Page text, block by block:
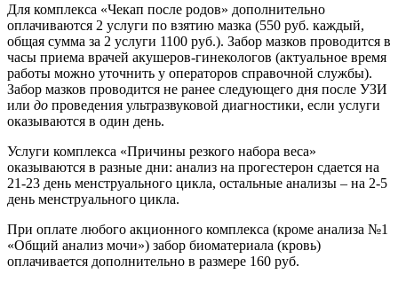
Для комплекса «Чекап после родов» дополнительно
оплачиваются 2 услуги по взятию мазка (550 руб. каждый,
общая сумма за 2 услуги 1100 руб.). Забор мазков проводится в
часы приема врачей акушеров-гинекологов (актуальное время
работы можно уточнить у операторов справочной службы).
Забор мазков проводится не ранее следующего дня после УЗИ
или до проведения ультразвуковой диагностики, если услуги
оказываются в один день.
Услуги комплекса «Причины резкого набора веса»
оказываются в разные дни: анализ на прогестерон сдается на
21-23 день менструального цикла, остальные анализы – на 2-5
день менструального цикла.
При оплате любого акционного комплекса (кроме анализа №1
«Общий анализ мочи») забор биоматериала (кровь)
оплачивается дополнительно в размере 160 руб.